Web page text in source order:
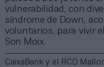
vulnerabilidad, con
síndrome de Down,
voluntarios, para vivir
Son Moix.
CaixaBank y el RCD